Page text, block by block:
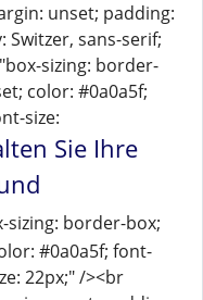
unset; padding:
Switzer, sans-serif;
sizing: border-
color: #0a0a5f;
size:
Sie Ihre
sizing: border-box;
#0a0a5f; font-
22px;" /><br